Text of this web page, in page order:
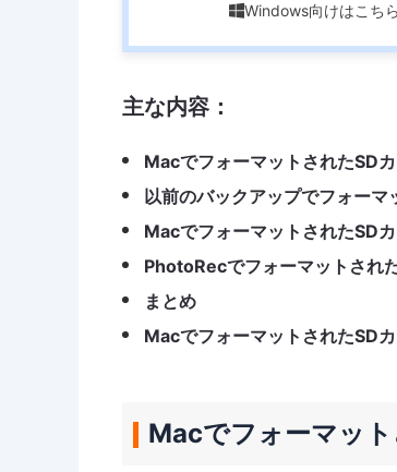
Windows向けはこちら
主な内容：
MacでフォーマットされたSD
以前のバックアップでフォー
MacでフォーマットされたSD
PhotoRecでフォーマットされ
まとめ
MacでフォーマットされたSD
Macでフォーマッ